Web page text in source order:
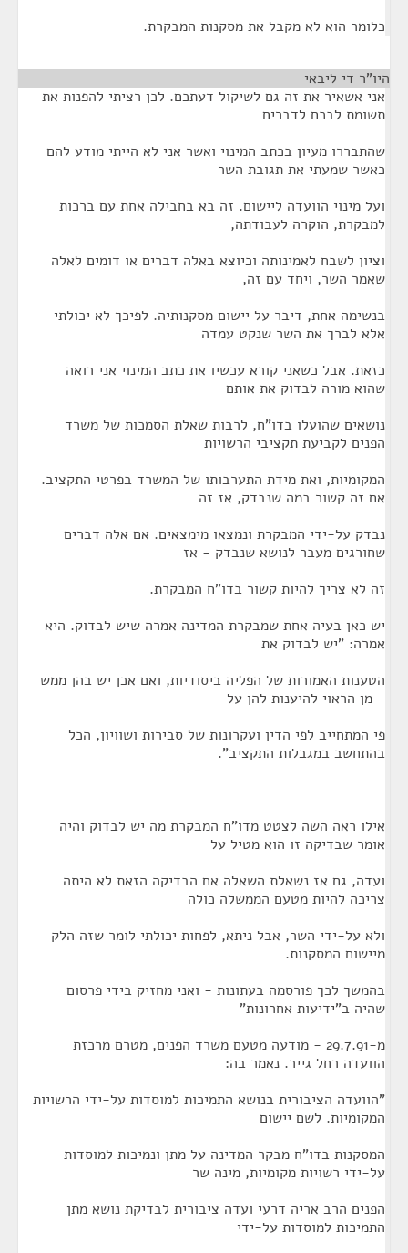
כלומר הוא לא מקבל את מסקנות המבקרת.
היו"ר די ליבאי
אני אשאיר את זה גם לשיקול דעתכם. לכן רציתי להפנות את
תשומת לבכם לדברים
שהתבררו מעיון בכתב המינוי ואשר אני לא הייתי מודע להם
כאשר שמעתי את תגובת השר
ועל מינוי הוועדה ליישום. זה בא בחבילה אחת עם ברכות
למבקרת, הוקרה לעבודתה,
וציון לשבח לאמינותה וכיוצא באלה דברים או דומים לאלה
שאמר השר, ויחד עם זה,
בנשימה אחת, דיבר על יישום מסקנותיה. לפיכך לא יכולתי
אלא לברך את השר שנקט עמדה
כזאת. אבל כשאני קורא עכשיו את כתב המינוי אני רואה
שהוא מורה לבדוק את אותם
נושאים שהועלו בדו"ח, לרבות שאלת הסמכות של משרד
הפנים לקביעת תקציבי הרשויות
המקומיות, ואת מידת התערבותו של המשרד בפרטי התקציב.
אם זה קשור במה שנבדק, אז זה
נבדק על-ידי המבקרת ונמצאו מימצאים. אם אלה דברים
שחורגים מעבר לנושא שנבדק - אז
זה לא צריך להיות קשור בדו"ח המבקרת.
יש כאן בעיה אחת שמבקרת המדינה אמרה שיש לבדוק. היא
אמרה: "יש לבדוק את
הטענות האמורות של הפליה ביסודיות, ואם אכן יש בהן ממש
- מן הראוי להיענות להן על
פי המתחייב לפי הדין ועקרונות של סבירות ושוויון, הכל
בהתחשב במגבלות התקציב".
אילו ראה השה לצטט מדו"ח המבקרת מה יש לבדוק והיה
אומר שבדיקה זו הוא מטיל על
ועדה, גם אז נשאלת השאלה אם הבדיקה הזאת לא היתה
צריכה להיות מטעם הממשלה כולה
ולא על-ידי השר, אבל ניתא, לפחות יכולתי לומר שזה הלק
מיישום המסקנות.
בהמשך לכך פורסמה בעתונות - ואני מחזיק בידי פרסום
שהיה ב"ידיעות אחרונות"
מ-29.7.91 - מודעה מטעם משרד הפנים, מטרם מרכזת
הוועדה רחל גייר. נאמר בה:
"הוועדה הציבורית בנושא התמיכות למוסדות על-ידי הרשויות
המקומיות. לשם יישום
המסקנות בדו"ח מבקר המדינה על מתן ונמיכות למוסדות
על-ידי רשויות מקומיות, מינה שר
הפנים הרב אריה דרעי ועדה ציבורית לבדיקת נושא מתן
התמיכות למוסדות על-ידי